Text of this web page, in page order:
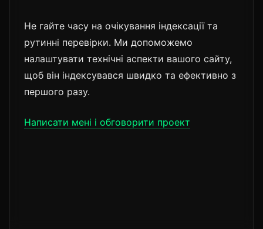
Не гайте часу на очікування індексації та
рутинні перевірки. Ми допоможемо
налаштувати технічні аспекти вашого сайту,
щоб він індексувався швидко та ефективно з
першого разу.
Написати мені і обговорити проект